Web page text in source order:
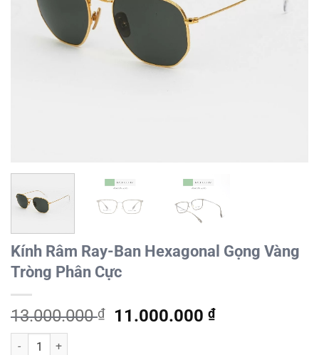
Kính Râm Ray-Ban Hexagonal Gọng Vàng
Tròng Phân Cực
13.000.000₫
Giá
11.000.000₫Giá
Kính Râm Ray-Ban Hexagonal Gọng Vàng Tròng Phân Cực số lượng